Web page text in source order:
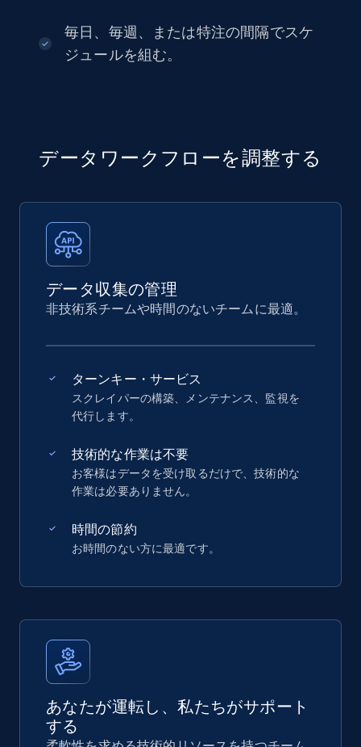
毎日、毎週、または特注の間隔でスケ
ジュールを組む。
データワークフローを調整する
データ収集の管理
非技術系チームや時間のないチームに最適。
ターンキー・サービス
スクレイパーの構築、メンテナンス、監視を
代行します。
技術的な作業は不要
お客様はデータを受け取るだけで、技術的な
作業は必要ありません。
時間の節約
お時間のない方に最適です。
あなたが運転し、私たちがサポート
する